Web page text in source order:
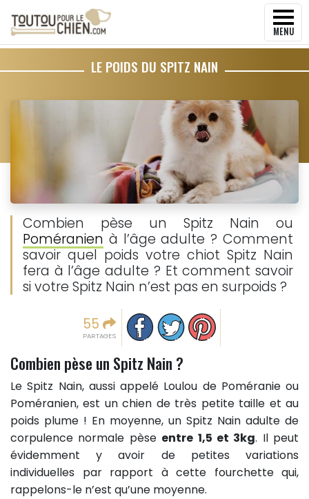
MENU
LE POIDS DU SPITZ NAIN
Combien pèse un Spitz Nain ou
Poméranien à l’âge adulte ? Comment
savoir quel poids votre chiot Spitz Nain
fera à l’âge adulte ? Et comment savoir
si votre Spitz Nain n’est pas en surpoids ?
55
PARTAGES
Partager sur facebook
Partager sur Twitter
Epingler sur Pinterest
Combien pèse un Spitz Nain ?
Le Spitz Nain, aussi appelé Loulou de Poméranie ou
Poméranien, est un chien de très petite taille et au
poids plume ! En moyenne, un Spitz Nain adulte de
corpulence normale pèse entre 1,5 et 3kg. Il peut
évidemment y avoir de petites variations
individuelles par rapport à cette fourchette qui,
rappelons-le n’est qu’une moyenne.